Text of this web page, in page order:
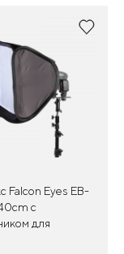
Falcon Eyes EB-
с
для
вспышек